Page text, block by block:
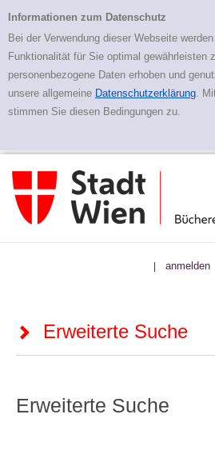
Erweiterte Suche
Informationen zum Datenschutz
Bei der Verwendung dieser Webseite werden
Funktionalität für Sie optimal gewährleisten
personenbezogene Daten erhoben und
unsere allgemeine Datenschutzerklärung.
stimmen Sie diesen Bedingungen zu.
| anmelden
Erweiterte Suche
Erweiterte Suche